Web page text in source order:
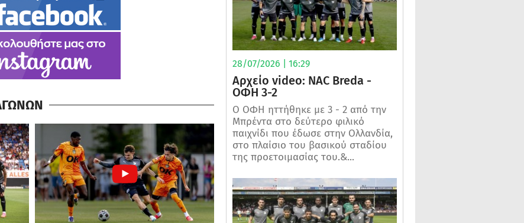
28/07/2026 | 16:29
Αρχείο video: NAC Breda -
ΟΦΗ 3-2
Ο ΟΦΗ ηττήθηκε με 3 - 2 από την
Μπρέντα στο δεύτερο φιλικό
παιχνίδι που έδωσε στην Ολλανδία,
στο πλαίσιο του βασικού σταδίου
της προετοιμασίας του.&...